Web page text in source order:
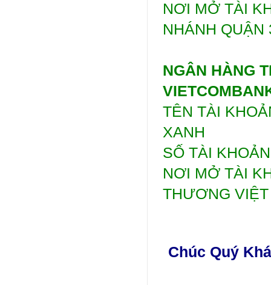
NƠI MỞ TÀI
NHÁNH QUẬN
NGÂN HÀNG
TÊN TÀI
XANH
SỐ TÀI
NƠI MỞ TÀI
THƯƠNG
Chúc Quý